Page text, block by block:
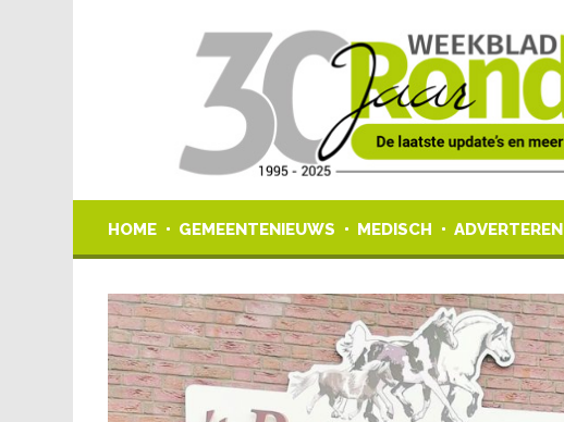
HOME GEMEENTENIEUWS MEDISCH ADVERTEREN